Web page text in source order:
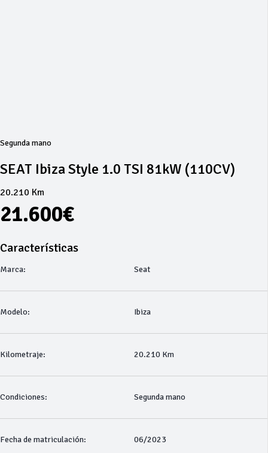
Segunda mano
SEAT Ibiza Style 1.0 TSI 81kW (110CV)
20.210 Km
21.600€
Características
Marca: Seat
Modelo: Ibiza
Kilometraje: 20.210 Km
Condiciones: Segunda mano
Fecha de matriculación: 06/2023